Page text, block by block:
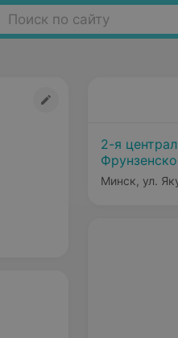
Поиск по сайту
2-я
Минск, ул.